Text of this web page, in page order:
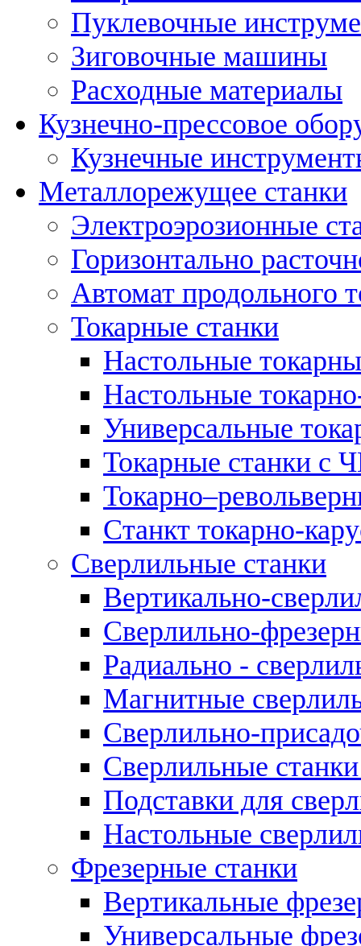
Пуклевочные
Зиговочные машины
Расходные материалы
Кузнечно-прессовое
Кузнечные
Металлорежущее станки
Электроэрозионные
Горизонтально
Автомат продольного
Токарные станки
Настольные
Настольные
Универсальные
Токарные станки с
Станкт токарно-
Сверлильные станки
Вертикально-
Сверлильно-
Радиально -
Магнитные
Сверлильно-
Сверлильные
Подставки для
Настольные
Фрезерные станки
Вертикальные
Универсальные